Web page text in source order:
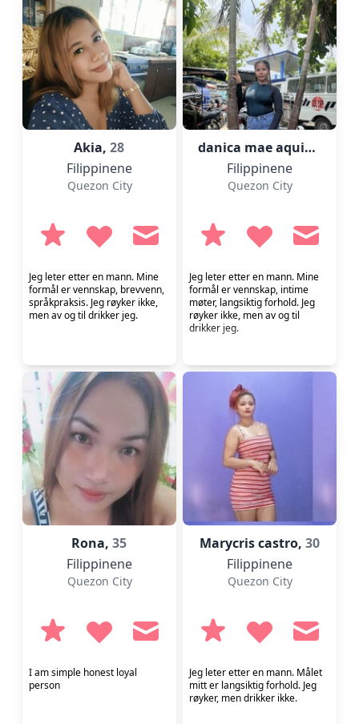
Akia,28
Filippinene
Quezon City
Jeg leter etter en mann. Mine
formål er vennskap, brevvenn,
språkpraksis. Jeg røyker ikke,
men av og til drikker jeg.
danica mae aquino,
Filippinene
Quezon City
Jeg leter etter en mann. Mine
formål er vennskap, intime
møter, langsiktig forhold. Jeg
røyker ikke, men av og til
drikker jeg.
Rona,35
Filippinene
Quezon City
I am simple honest loyal
person
Marycris castro, 30
Filippinene
Quezon City
Jeg leter etter en mann. Målet
mitt er langsiktig forhold. Jeg
røyker, men drikker ikke.